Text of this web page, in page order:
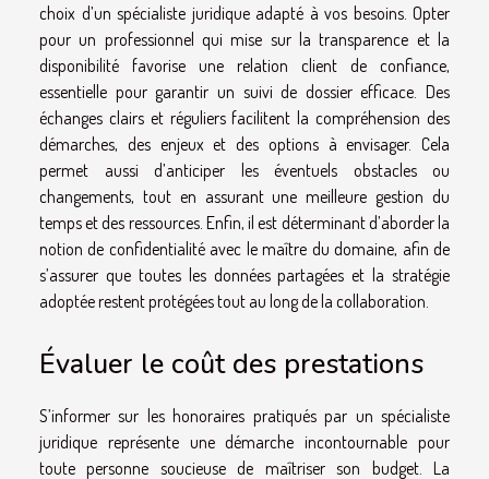
choix d’un spécialiste juridique adapté à vos besoins. Opter
pour un professionnel qui mise sur la transparence et la
disponibilité favorise une relation client de confiance,
essentielle pour garantir un suivi de dossier efficace. Des
échanges clairs et réguliers facilitent la compréhension des
démarches, des enjeux et des options à envisager. Cela
permet aussi d’anticiper les éventuels obstacles ou
changements, tout en assurant une meilleure gestion du
temps et des ressources. Enfin, il est déterminant d’aborder la
notion de confidentialité avec le maître du domaine, afin de
s’assurer que toutes les données partagées et la stratégie
adoptée restent protégées tout au long de la collaboration.
Évaluer le coût des prestations
S’informer sur les honoraires pratiqués par un spécialiste
juridique représente une démarche incontournable pour
toute personne soucieuse de maîtriser son budget. La